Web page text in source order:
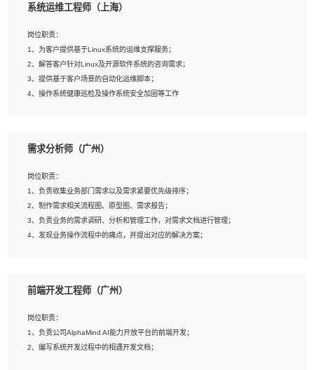
2、熟练使用After Effect、Photo Shop、熟练掌握视频剪辑和特效包装软件；
4、在剪辑上会思考，有一定编导思维；
5、踏实， 勤奋，愿意在工作中不断学习，提高自我；
6、能与同事友好相处。
系统运维工程师（上海）
岗位职责：
1、为客户提供基于Linux系统的运维支撑服务；
2、解答客户针对Linux及开源软件系统的咨询需求；
3、提供基于客户场景的自动化运维脚本；
4、操作系统健康巡检及操作系统安全加固等工作
1、全日制本科计算机相关专业毕业，3年以上相关工作经验；
3、熟练使用脚本语言，shell/python任一种，熟练使用Ansible
4、熟悉linux常见服务、中间件的基本原理、部署以及故障处理，如：Mysql、
Apache、Nginx、Zabbix、Kafka等
5、熟悉主流虚拟化技术，如：VMware、KVM
6、具备网络方面的基础知识，熟悉常见的网络协议，如TCP/IP，转发原理，路由优
8、有良好的文档编写能力和沟通能力，有RHCE证书优先
需求分析师（广州）
岗位职责：
1、负责收集业务部门需求以及需求紧要优先级排序；
2、制作需求相关流程图、原型图、需求报告；
3、负责业务的需求调研、分析和管理工作，对需求文档进行管理；
4、发现业务操作流程中的痛点，并提出对应的解决方案；
岗位要求：
2、熟悉产品及需求规划工具，如:Axure、Xmind、MS Project等；
3、具备良好的交流协调能力，有较强的责任感、工作积极主动；
4、有较强的系统需求分析、文档编写能力、沟通能力；
前端开发工程师（广州）
岗位职责：
1、负责公司AlphaMind AI能力开放平台的前端开发；
2、编写系统开发过程中的相遇开发文档；